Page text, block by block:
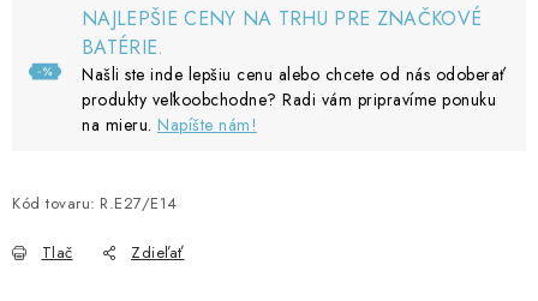
NAJLEPŠIE CENY NA TRHU PRE ZNAČKOVÉ
BATÉRIE.
Našli ste inde lepšiu cenu alebo chcete od nás odoberať
produkty veľkoobchodne? Radi vám pripravíme ponuku
na mieru. Napíšte nám!
Kód tovaru: R.E27/E14
Tlač Zdieľať